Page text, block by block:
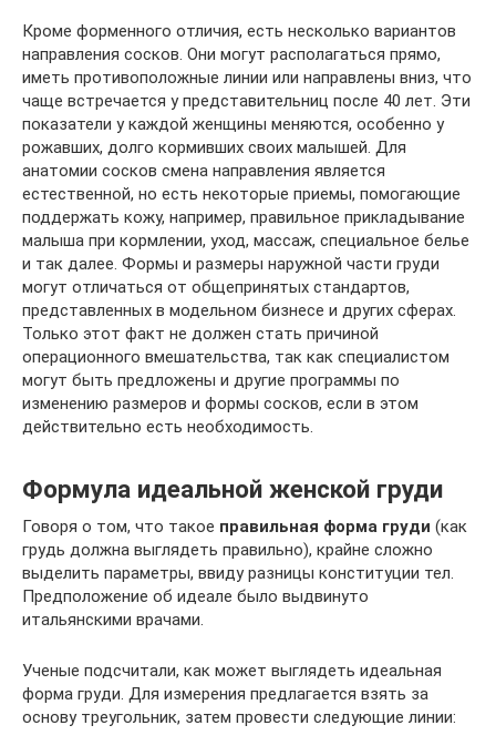
Кроме форменного отличия, есть несколько вариантов
направления сосков. Они могут располагаться прямо,
иметь противоположные линии или направлены вниз, что
чаще встречается у представительниц после 40 лет. Эти
показатели у каждой женщины меняются, особенно у
рожавших, долго кормивших своих малышей. Для
анатомии сосков смена направления является
естественной, но есть некоторые приемы, помогающие
поддержать кожу, например, правильное прикладывание
малыша при кормлении, уход, массаж, специальное белье
и так далее. Формы и размеры наружной части груди
могут отличаться от общепринятых стандартов,
представленных в модельном бизнесе и других сферах.
Только этот факт не должен стать причиной
операционного вмешательства, так как специалистом
могут быть предложены и другие программы по
изменению размеров и формы сосков, если в этом
действительно есть необходимость.
Формула идеальной женской груди
Говоря о том, что такое правильная форма груди (как
грудь должна выглядеть правильно), крайне сложно
выделить параметры, ввиду разницы конституции тел.
Предположение об идеале было выдвинуто
итальянскими врачами.
Ученые подсчитали, как может выглядеть идеальная
форма груди. Для измерения предлагается взять за
основу треугольник, затем провести следующие линии: